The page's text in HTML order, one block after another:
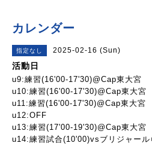
カレンダー
指定なし 2025-02-16 (Sun)
活動日
u9:練習(16'00-17'30)@Cap東大宮
u10:練習(16'00-17'30)@Cap東大宮
u11:練習(16'00-17'30)@Cap東大宮
u12:OFF
u13:練習(17'00-19'30)@Cap東大宮
u14:練習試合(10'00)vsブリジャール